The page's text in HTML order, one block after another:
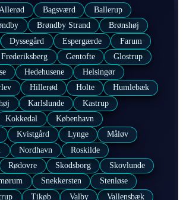
Allerød Bagsværd
Ballerup
Brøndby Strand
Brønshøj
Dyssegård Espergærde
Farum
Frederiksberg Gentofte
Glostrup
Hedehusene
Helsingør
Hillerød Holte
Humlebæk
Karlslunde
Kastrup
Kokkedal
København
Kvistgård Lynge
Måløv
Nordhavn
Roskilde
Rødovre Skodsborg
Skovlunde
Snekkersten
Stenløse
Tikøb Valby Vallensbæk